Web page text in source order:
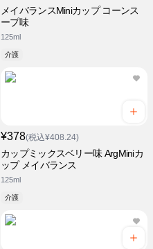
メイバランスMiniカップ コーンス
ープ味
125ml
介護
¥378(税込¥408.24)
カップミックスベリー味 ArgMiniカ
ップ メイバランス
125ml
介護